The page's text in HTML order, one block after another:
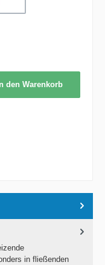
In den Warenkorb
in fließenden